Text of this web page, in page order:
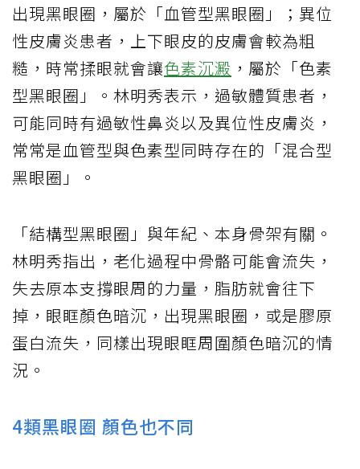
出現黑眼圈，屬於「血管型黑眼圈」；異位
性皮膚炎患者，上下眼皮的皮膚會較為粗
糙，時常揉眼就會讓色素沉澱 ，屬於「色素
型黑眼圈」。林明秀表示，過敏體質患者，
可能同時有過敏性鼻炎以及異位性皮膚炎，
常常是血管型與色素型同時存在的「混合型
黑眼圈」。
「結構型黑眼圈」與年紀、本身骨架有關。
林明秀指出，老化過程中骨骼可能會流失，
失去原本支撐眼周的力量，脂肪就會往下
掉，眼眶顏色暗沉，出現黑眼圈，或是膠原
蛋白流失，同樣出現眼眶周圍顏色暗沉的情
況。
4類黑眼圈 顏色也不同